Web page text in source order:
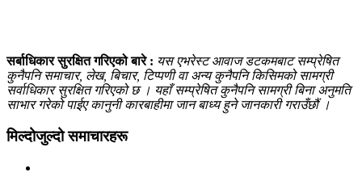
सर्बाधिकार सुरक्षित गरिएको बारे : यस एभरेस्ट आवाज डटकमबाट सम्प्रेषित
कुनैपनि समाचार, लेख, बिचार, टिप्पणी वा अन्य कुनैपनि किसिमको सामग्री
सर्वाधिकार सुरक्षित गरिएको छ । यहाँ सम्प्रेषित कुनैपनि सामग्री बिना अनुमति
साभार गरेको पाईए कानुनी कारबाहीमा जान बाध्य हुने जानकारी गराउँछौं ।
मिल्दोजुल्दो समाचारहरू